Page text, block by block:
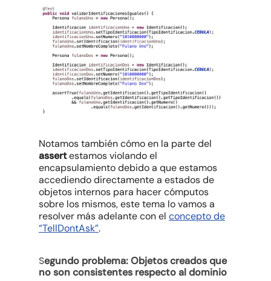
Notamos también cómo en la parte del
assertestamos violando el
encapsulamiento debido a que estamos
accediendo directamente a estados de
objetos internos para hacer cómputos
sobre los mismos, este tema lo vamos a
resolver más adelante con el concepto de
“TellDontAsk”.
Segundo problema: Objetos creados que
no son consistentes respecto al dominio